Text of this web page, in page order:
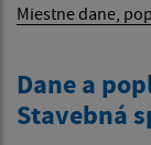
Miestne dane,
Dane a
Stavebná